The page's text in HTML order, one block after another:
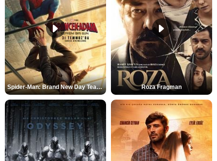
Spider-Man: Brand New Day Teaser Roza Fragman